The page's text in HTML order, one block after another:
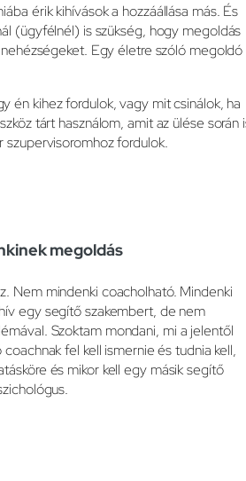
érik kihívások a hozzáállása más. És
(ügyfélnél) is szükség, hogy megoldás
Egy életre szóló megoldó
én kihez fordulok, vagy mit csinálok, ha
tárt használom, amit az ülése során
szupervisoromhoz fordulok.
megoldás
Nem mindenki coacholható. Mindenki
egy segítő szakembert, de nem
Szoktam mondani, mi a jelentől
fel kell ismernie és tudnia kell,
és mikor kell egy másik segítő